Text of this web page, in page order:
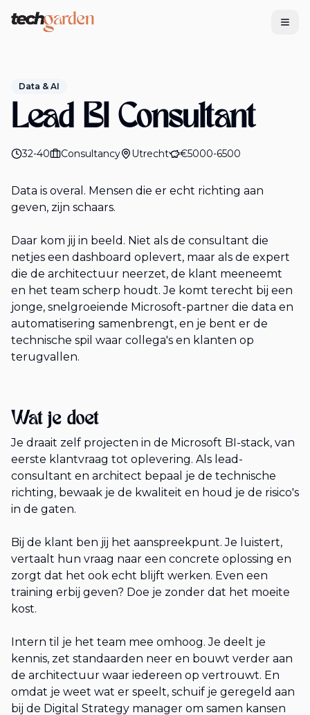
Tech Garden
Data & AI
Lead BI Consultant
32-40 Consultancy Utrecht €5000-6500
Data is overal. Mensen die er echt richting aan
geven, zijn schaars.
Daar kom jij in beeld. Niet als de consultant die
netjes een dashboard oplevert, maar als de expert
die de architectuur neerzet, de klant meeneemt
en het team scherp houdt. Je komt terecht bij een
jonge, snelgroeiende Microsoft-partner die data en
automatisering samenbrengt, en je bent er de
technische spil waar collega's en klanten op
terugvallen.
Wat je doet
Je draait zelf projecten in de Microsoft BI-stack, van
eerste klantvraag tot oplevering. Als lead-
consultant en architect bepaal je de technische
richting, bewaak je de kwaliteit en houd je de risico's
in de gaten.
Bij de klant ben jij het aanspreekpunt. Je luistert,
vertaalt hun vraag naar een concrete oplossing en
zorgt dat het ook echt blijft werken. Even een
training erbij geven? Doe je zonder dat het moeite
kost.
Intern til je het team mee omhoog. Je deelt je
kennis, zet standaarden neer en bouwt verder aan
de architectuur waar iedereen op vertrouwt. En
omdat je weet wat er speelt, schuif je geregeld aan
bij de Digital Strategy manager om samen kansen